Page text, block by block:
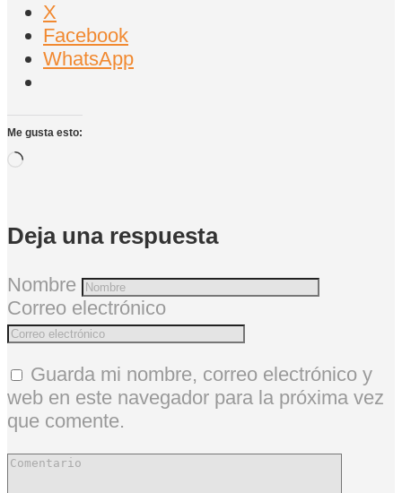
X
Facebook
WhatsApp
Me gusta esto:
Cargando...
Deja una respuesta
Nombre
Correo electrónico
Guarda mi nombre, correo electrónico y
web en este navegador para la próxima vez
que comente.